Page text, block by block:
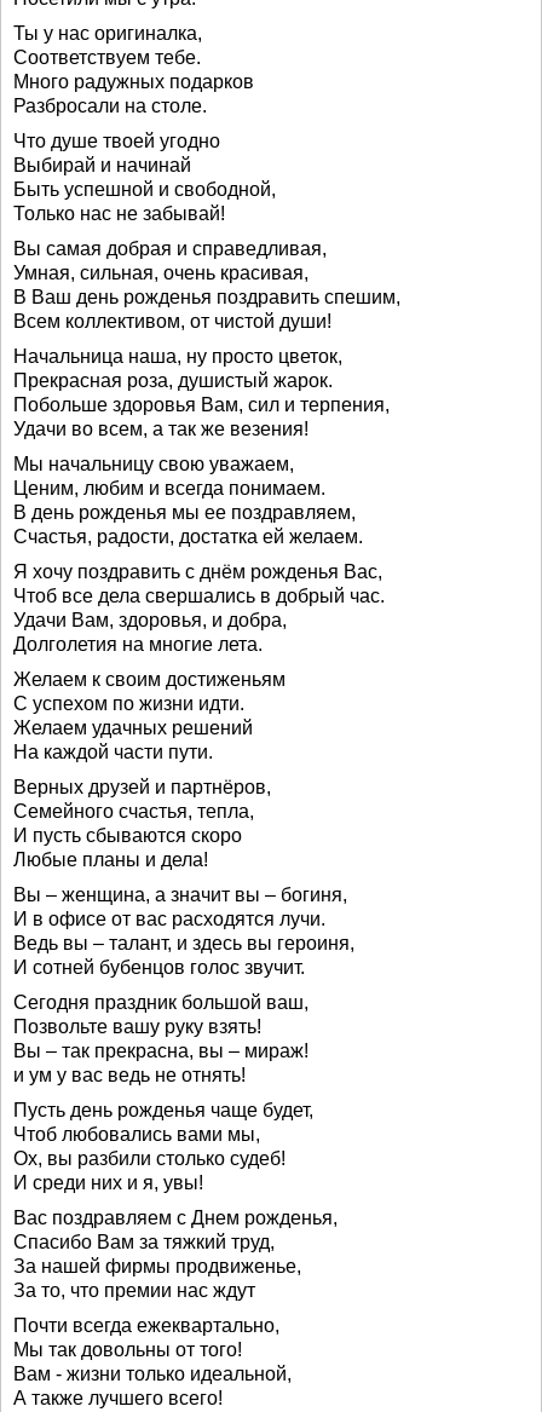
Ты у нас оригиналка,
Соответствуем тебе.
Много радужных подарков
Разбросали на столе.
Что душе твоей угодно
Выбирай и начинай
Быть успешной и свободной,
Только нас не забывай!
Вы самая добрая и справедливая,
Умная, сильная, очень красивая,
В Ваш день рожденья поздравить спешим,
Всем коллективом, от чистой души!
Начальница наша, ну просто цветок,
Прекрасная роза, душистый жарок.
Побольше здоровья Вам, сил и терпения,
Удачи во всем, а так же везения!
Мы начальницу свою уважаем,
Ценим, любим и всегда понимаем.
В день рожденья мы ее поздравляем,
Счастья, радости, достатка ей желаем.
Я хочу поздравить с днём рожденья Вас,
Чтоб все дела свершались в добрый час.
Удачи Вам, здоровья, и добра,
Долголетия на многие лета.
Желаем к своим достиженьям
С успехом по жизни идти.
Желаем удачных решений
На каждой части пути.
Верных друзей и партнёров,
Семейного счастья, тепла,
И пусть сбываются скоро
Любые планы и дела!
Вы – женщина, а значит вы – богиня,
И в офисе от вас расходятся лучи.
Ведь вы – талант, и здесь вы героиня,
И сотней бубенцов голос звучит.
Сегодня праздник большой ваш,
Позвольте вашу руку взять!
Вы – так прекрасна, вы – мираж!
и ум у вас ведь не отнять!
Пусть день рожденья чаще будет,
Чтоб любовались вами мы,
Ох, вы разбили столько судеб!
И среди них и я, увы!
Вас поздравляем с Днем рожденья,
Спасибо Вам за тяжкий труд,
За нашей фирмы продвиженье,
За то, что премии нас ждут
Почти всегда ежеквартально,
Мы так довольны от того!
Вам - жизни только идеальной,
А также лучшего всего!